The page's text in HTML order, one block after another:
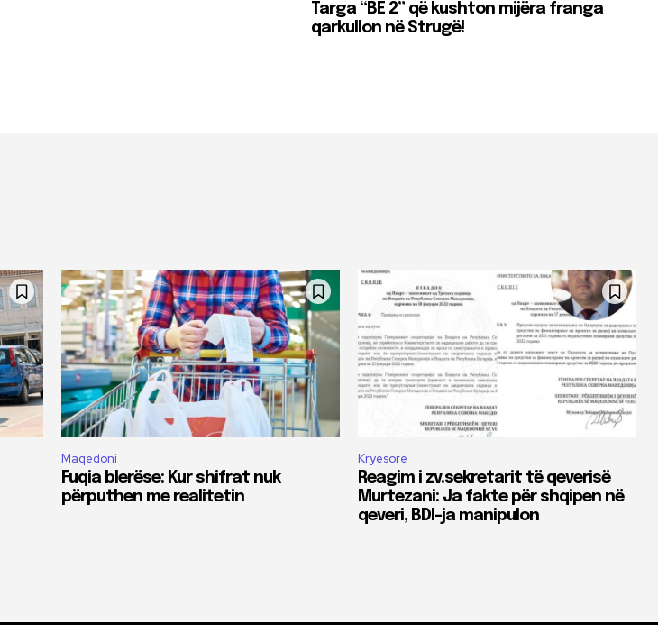
Targa “BE 2” që kushton mijëra franga
qarkullon në Strugë!
Maqedoni
Fuqia blerëse: Kur shifrat nuk
përputhen me realitetin
Kryesore
Reagim i zv.sekretarit të qeverisë
Murtezani: Ja fakte për shqipen në
qeveri, BDI-ja manipulon